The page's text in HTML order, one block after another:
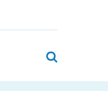
Zoeken
/